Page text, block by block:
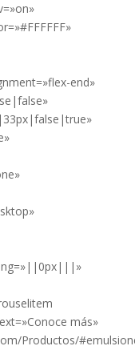
end»
más»
Productos/